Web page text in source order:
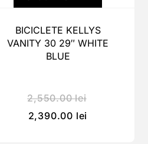
BICICLETE KELLYS
VANITY 30 29″ WHITE
BLUE
2,550.00lei
2,390.00 lei